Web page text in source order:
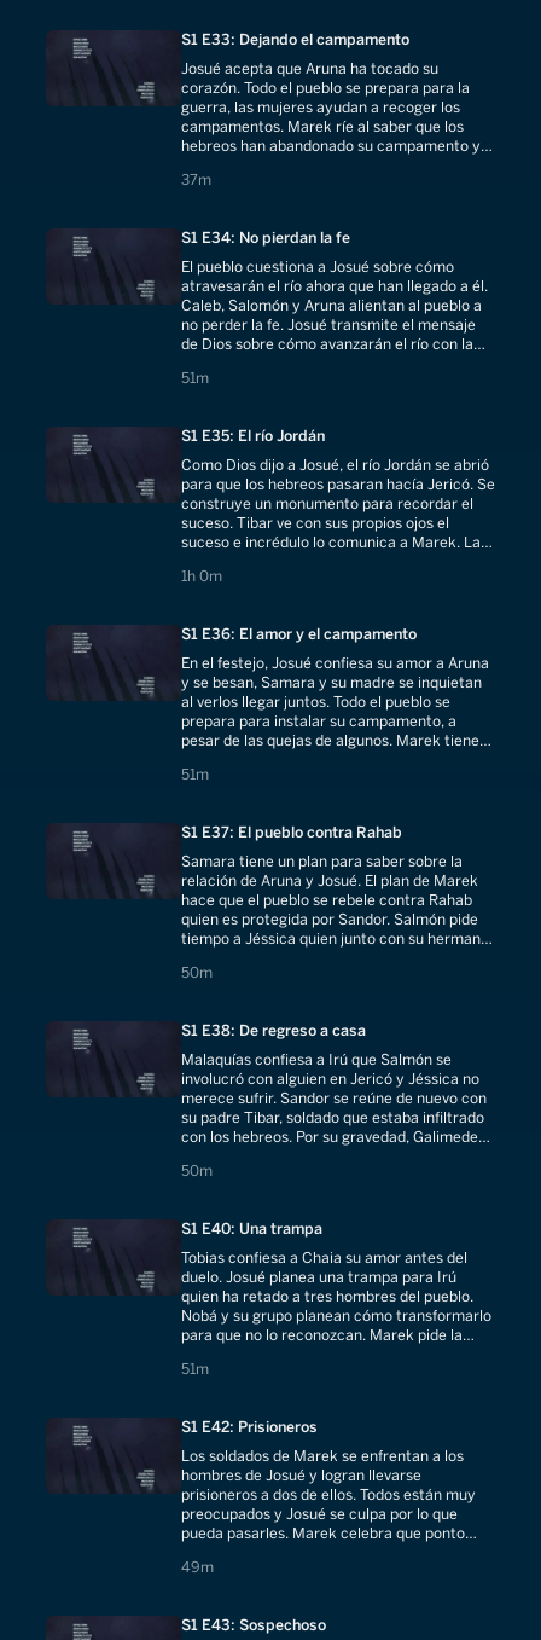
S1 E33: Dejando el campamento
Josué acepta que Aruna ha tocado su
corazón. Todo el pueblo se prepara para la
guerra, las mujeres ayudan a recoger los
campamentos. Marek ríe al saber que los
hebreos han abandonado su campamento ya
37m
37 minutes
S1 E34: No pierdan la fe
El pueblo cuestiona a Josué sobre cómo
atravesarán el río ahora que han llegado a él.
Caleb, Salomón y Aruna alientan al pueblo a
no perder la fe. Josué transmite el mensaje
de Dios sobre cómo avanzarán el río con la
51m
51 minutes
S1 E35: El río Jordán
Como Dios dijo a Josué, el río Jordán se abrió
para que los hebreos pasaran hacía Jericó. Se
construye un monumento para recordar el
suceso. Tibar ve con sus propios ojos el
suceso e incrédulo lo comunica a Marek. La
1h 0m
1 hours 0 minutes
S1 E36: El amor y el campamento
En el festejo, Josué confiesa su amor a Aruna
y se besan, Samara y su madre se inquietan
al verlos llegar juntos. Todo el pueblo se
prepara para instalar su campamento, a
pesar de las quejas de algunos. Marek tiene
51m
51 minutes
S1 E37: El pueblo contra Rahab
Samara tiene un plan para saber sobre la
relación de Aruna y Josué. El plan de Marek
hace que el pueblo se rebele contra Rahab
quien es protegida por Sandor. Salmón pide
tiempo a Jéssica quien junto con su hermana
50m
50 minutes
S1 E38: De regreso a casa
Malaquías confiesa a Irú que Salmón se
involucró con alguien en Jericó y Jéssica no
merece sufrir. Sandor se reúne de nuevo con
su padre Tibar, soldado que estaba infiltrado
con los hebreos. Por su gravedad, Galimedes
50m
50 minutes
S1 E40: Una trampa
Tobias confiesa a Chaia su amor antes del
duelo. Josué planea una trampa para Irú
quien ha retado a tres hombres del pueblo.
Nobá y su grupo planean cómo transformarlo
para que no lo reconozcan. Marek pide la
51m
51 minutes
S1 E42: Prisioneros
Los soldados de Marek se enfrentan a los
hombres de Josué y logran llevarse
prisioneros a dos de ellos. Todos están muy
preocupados y Josué se culpa por lo que
pueda pasarles. Marek celebra que ponto
49m
49 minutes
S1 E43: Sospechoso